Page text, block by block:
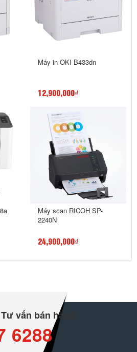
Máy in OKI B433dn
12,900,000₫
Máy scan RICOH SP-
2240N
24,900,000₫
Tư vấn bán hàng
6288